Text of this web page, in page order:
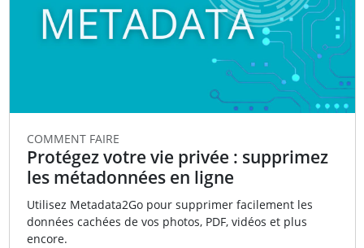
COMMENT FAIRE
Protégez votre vie privée : supprimez
les métadonnées en ligne
Utilisez Metadata2Go pour supprimer facilement les
données cachées de vos photos, PDF, vidéos et plus
encore.